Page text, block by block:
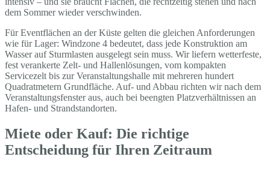
dem Sommer wieder verschwinden.
Für Eventflächen an der Küste gelten die gleichen Anforderungen
wie für Lager: Windzone 4 bedeutet, dass jede Konstruktion am
Wasser auf Sturmlasten ausgelegt sein muss. Wir liefern wetterfeste,
fest verankerte Zelt- und Hallenlösungen, vom kompakten
Servicezelt bis zur Veranstaltungshalle mit mehreren hundert
Quadratmetern Grundfläche. Auf- und Abbau richten wir nach dem
Veranstaltungsfenster aus, auch bei beengten Platzverhältnissen an
Hafen- und Strandstandorten.
Miete oder Kauf: Die richtige
Entscheidung für Ihren Zeitraum